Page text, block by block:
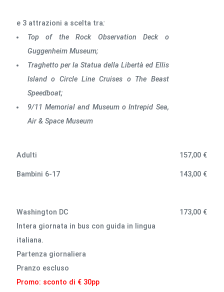
e 3 attrazioni a scelta tra:
Top of the Rock Observation Deck o
Guggenheim Museum;
Traghetto per la Statua della Libertà ed Ellis
Island o Circle Line Cruises o The Beast
Speedboat;
9/11 Memorial and Museum o Intrepid Sea,
Air & Space Museum
Adulti 157,00 €
Bambini 6-17 143,00 €
Washington DC
Intera giornata in bus con guida in lingua
italiana.
Partenza giornaliera
Pranzo escluso
Promo: sconto di € 30pp
173,00 €